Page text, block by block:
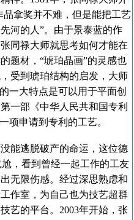
品拿奖并不难，但是能把工艺
河的人”。由于景泰蓝的作
同禄大师就思考如何才能在
题材，“琥珀晶画”的灵感也
受到琥珀结构的启发，大师
一大特点是可以用于平面创
一部《中华人民共和国专利
项申请到专利的工艺。
逃脱破产的命运，这位德
，看到曾经一起工作的工友
无限伤感。经过深思熟虑和
作室，为自己也为技艺超群
艺的平台。2003年开始，张